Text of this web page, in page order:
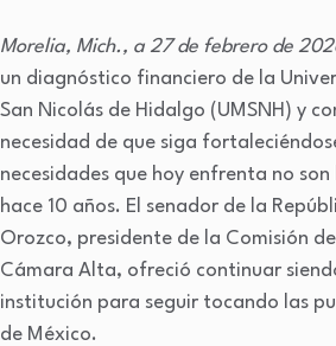
Morelia, Mich., a 27 de febrero de
un diagnóstico financiero de la
San Nicolás de Hidalgo (UMSNH) y
necesidad de que siga
necesidades que hoy enfrenta no
hace 10 años. El senador de la
Orozco, presidente de la Comisión
Cámara Alta, ofreció continuar
institución para seguir tocando las
de México.